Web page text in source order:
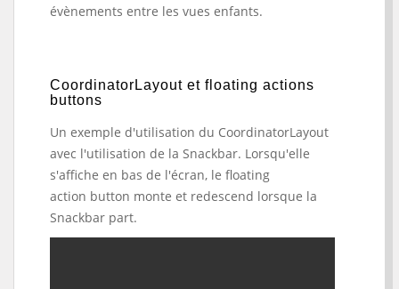
évènements entre les vues enfants.
CoordinatorLayout et floating actions
buttons
Un exemple d'utilisation du CoordinatorLayout
avec l'utilisation de la Snackbar. Lorsqu'elle
s'affiche en bas de l'écran, le floating
action button monte et redescend lorsque la
Snackbar part.